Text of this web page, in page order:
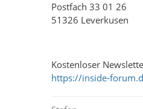
Postfach 33 01 26
51326 Leverkusen
Kostenloser
https://inside-